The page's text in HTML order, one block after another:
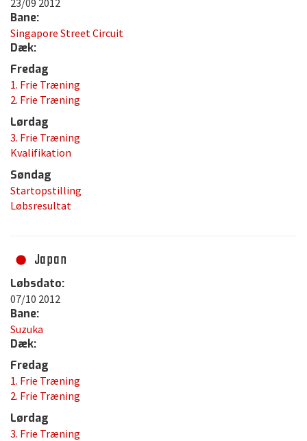
23/09 2012
Bane:
Singapore Street Circuit
Dæk:
Fredag
1. Frie Træning
2. Frie Træning
Lørdag
3. Frie Træning
Kvalifikation
Søndag
Startopstilling
Løbsresultat
Japan
Løbsdato:
07/10 2012
Bane:
Suzuka
Dæk:
Fredag
1. Frie Træning
2. Frie Træning
Lørdag
3. Frie Træning